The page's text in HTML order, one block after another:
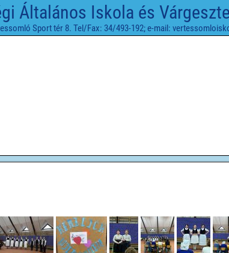
Általános Iskola és
Sport tér 8. Tel/Fax: 34/493-192; e-mail: